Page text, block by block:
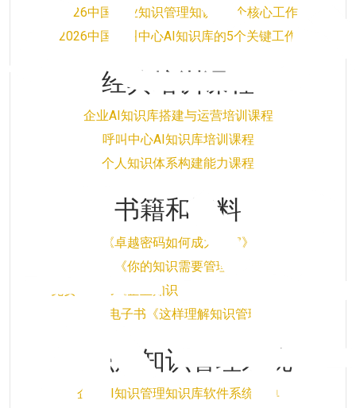
2026中国企业知识管理知识库5个核心工作
2026中国呼叫中心AI知识库的5个关键工作
经典培训课程
企业AI知识库搭建与运营培训课程
呼叫中心AI知识库培训课程
个人知识体系构建能力课程
书籍和资料
《卓越密码如何成为专家》
《你的知识需要管理》
免费电子书《企业知识管理实施的正确姿势》
免费电子书《这样理解知识管理》
知识库知识管理系统
企业AI知识管理知识库软件系统清单